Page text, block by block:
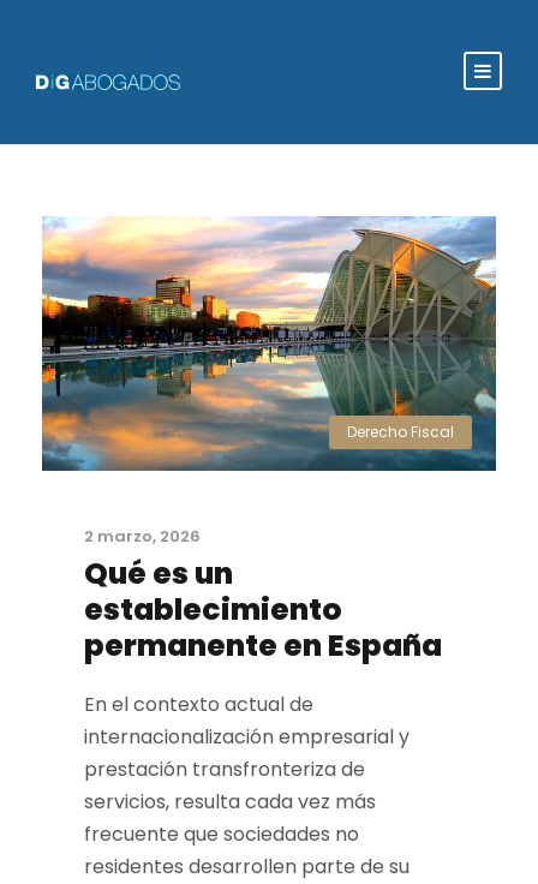
Derecho Fiscal
2 marzo, 2026
Qué es un
establecimiento
permanente en España
En el contexto actual de
internacionalización empresarial y
prestación transfronteriza de
servicios, resulta cada vez más
frecuente que sociedades no
residentes desarrollen parte de su